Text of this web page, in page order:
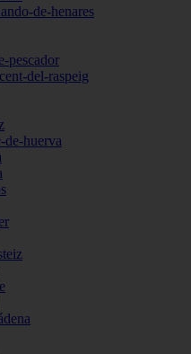
de-henares
pescador
del-raspeig
de-huerva